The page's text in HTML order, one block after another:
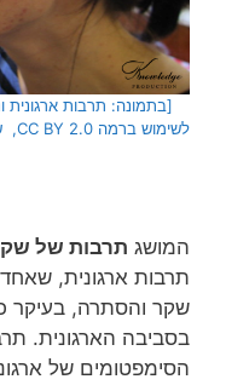
[בתמונה: תרבות
לשימוש ברמה CC BY 2.0, שהועלתה על ידי ben dalton לאתר flickr]
המושג תרבות של
תרבות ארגונית,
שקר והסתרה, בעיקר
בסביבה הארגונית.
הסימפטומים של